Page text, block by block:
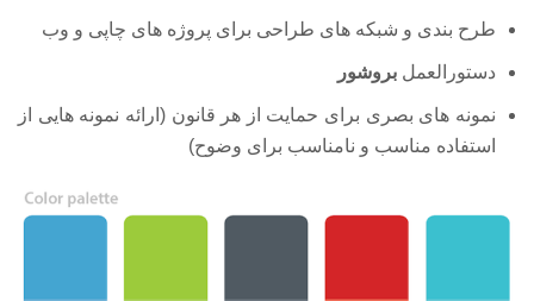
طرح بندی و شبکه های طراحی برای پروژه های چاپی و وب
دستورالعمل بروشور
نمونه های بصری برای حمایت از هر قانون (ارائه نمونه هایی از
استفاده مناسب و نامناسب برای وضوح)